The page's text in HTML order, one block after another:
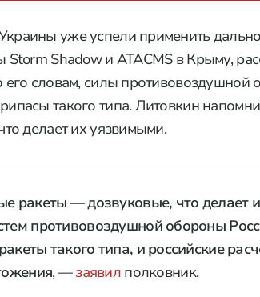
уже успели применить
Storm Shadow и ATACMS в Крыму,
словам, силы противовоздушной
такого типа. Литовкин
делает их уязвимыми.
ракеты — дозвуковые, что делает
противовоздушной обороны
такого типа, и российские
, —заявилполковник.